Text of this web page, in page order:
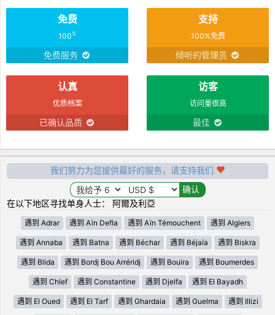
免费
100%
免费服务
支持
100%免费
倾听的管理员
认真
优质档案
已确认品质
访客
访问量很高
最佳
我们努力为您提供最好的服务，请支持我们
在以下地区寻找单身人士： 阿爾及利亞
遇到 Adrar 遇到 Aïn Defla 遇到 Aïn Témouchent 遇到 Algiers
遇到 Annaba 遇到 Batna 遇到 Béchar 遇到 Béjaïa 遇到 Biskra
遇到 Blida 遇到 Bordj Bou Arréridj 遇到 Bouira 遇到 Boumerdes
遇到 Chlef 遇到 Constantine 遇到 Djelfa 遇到 El Bayadh
遇到 El Oued 遇到 El Tarf 遇到 Ghardaia 遇到 Guelma 遇到 Illizi